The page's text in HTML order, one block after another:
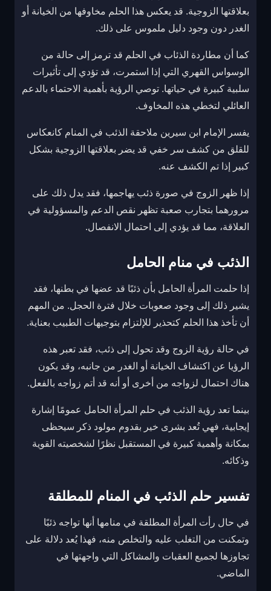
بعلاقتها الزوجية. قد يعكس هذا الحلم مخاوفها من الخيانة أو
الغدر دون وجود دليل ملموس على ذلك.
كما أن مطاردة الذئاب في الحلم قد ترمز إلى حالة من
الوسواس القهري التي إذا استمرت، قد تؤدي إلى تأثيرات
سلبية كبيرة في حياتها. توصي الرؤية بأهمية الاحتماء بالدعم
العائلي لتخطي هذه المخاوف.
يفسر الإمام ابن سيرين ملاحقة الذئب في المنام كانعكاس
للقلق من كشف سر خفي قد يضر بعلاقتها الزوجية بشكل
كبير إذا تم الكشف عنه.
إذا ظهر الزوج في صورة ذئب يهاجمها، فقد يدل ذلك على
مرورهما بتجارب صعبة تظهر نقص الدعم والمسؤولية في
العلاقة، مما قد يؤدي إلى احتمال الانفصال.
الذئب في منام الحامل
إذا حلمت المرأة الحامل بأن ذئبًا قد عضها في بطنها، فقد
يشير ذلك إلى وجود صعوبات خلال فترة الحجل. من المهم
أن تأخذ هذا الحلم كتحذير للإلتزام بتوجيهات الطبيب بعناية.
في حالة رؤية الزوج وقد تحول إلى ذئب، فقد تعبر هذه
الرؤيا عن اكتشاف الخيانة أو الغدر من جانبه، وقد يكون
هناك احتمال لزواجه من أخرى أو أنه قد أتم زواجه بالفعل.
بينما تعد رؤية الذئب في حلم المرأة الحامل عمومًا إشارة
إيجابية، فهي تُعد بشرى خير بقدوم مولود ذكر سيحظى
بمكانة وأهمية كبيرة في المستقبل نظرًا لشخصيته القوية
وذكائه.
تفسير حلم الذئب في المنام للمطلقة
في حال رأت المرأة المطلقة في منامها أنها تواجه ذئبًا
وتمكنت من التغلب عليه والتخلص منه، فهذا يُعد دلالة على
تجاوزها لجميع العقبات والمشاكل التي واجهتها في
الماضي.